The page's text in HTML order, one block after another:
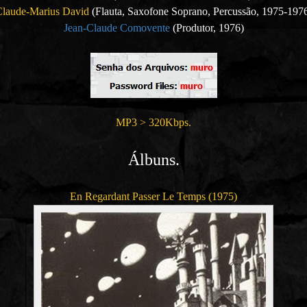
Marius David (Flauta, Saxofone Soprano, Percussão, 1975-
Jean-Claude Comovente(Produtor, 1976)
MP3 > 320Kbps.
Álbuns.
En Regardant Passer Le Temps (1975)